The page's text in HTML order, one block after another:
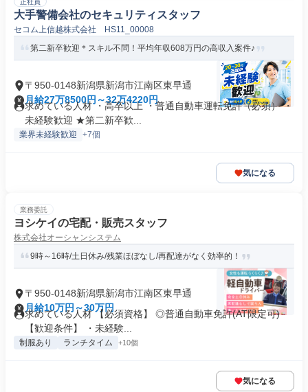
正社員
大手警備会社のセキュリティスタッフ
セコム上信越株式会社 HS11_00008
第二新卒歓迎＊スキル不問！平均年収608万円の高収入案件♪
〒950-0148新潟県新潟市江南区東早通
月給27万8500円～32万4220円
求めている人材 ・高卒以上 ・普通自動車運転免許（必須） ・
未経験歓迎 ★第二新卒歓...
業界未経験歓迎 +7個
気になる
業務委託
ヨシケイの宅配・販売スタッフ
株式会社オーシャンシステム
9時～16時/土日休み/残業ほぼなし/再配達がなく効率的！
〒950-0148新潟県新潟市江南区東早通
月給10万円～30万円
求めている人材 【必須資格】 ◎普通自動車免許(AT限定可)
【歓迎条件】 ・未経験...
制服あり ランチタイム +10個
気になる